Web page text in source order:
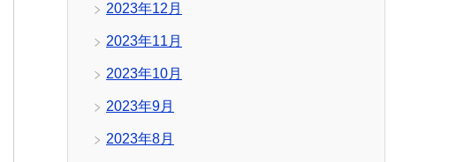
2023年12月
2023年11月
2023年10月
2023年9月
2023年8月